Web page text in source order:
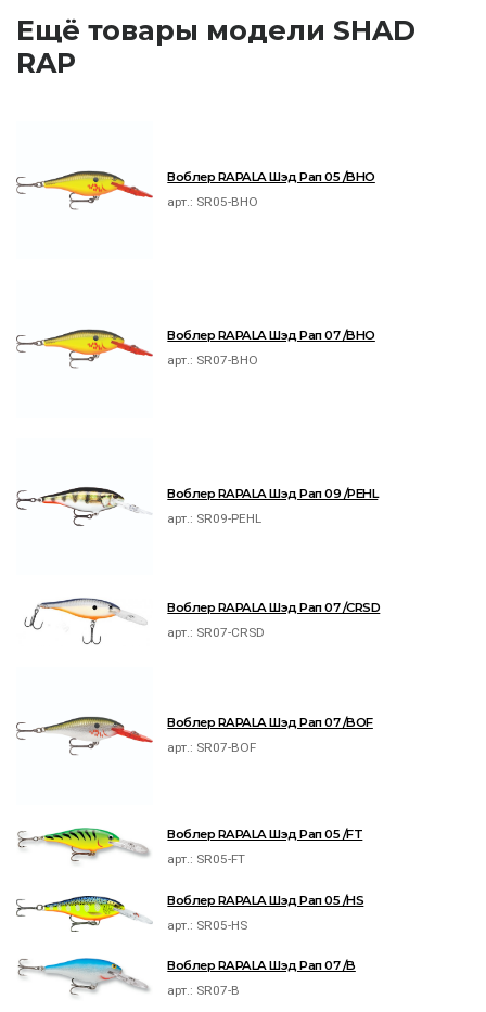
Ещё товары модели SHAD
RAP
Воблер RAPALA Шэд Рап 05 /BHO
арт.: SR05-BHO
Воблер RAPALA Шэд Рап 07 /BHO
арт.: SR07-BHO
Воблер RAPALA Шэд Рап 09 /PEHL
арт.: SR09-PEHL
Воблер RAPALA Шэд Рап 07 /CRSD
арт.: SR07-CRSD
Воблер RAPALA Шэд Рап 07 /BOF
арт.: SR07-BOF
Воблер RAPALA Шэд Рап 05 /FT
арт.: SR05-FT
Воблер RAPALA Шэд Рап 05 /HS
арт.: SR05-HS
Воблер RAPALA Шэд Рап 07 /B
арт.: SR07-B